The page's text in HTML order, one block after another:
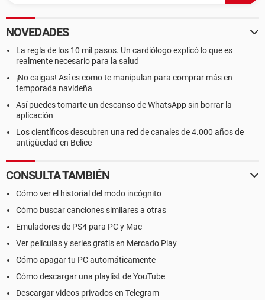
NOVEDADES
La regla de los 10 mil pasos. Un cardiólogo explicó lo que es
realmente necesario para la salud
¡No caigas! Así es como te manipulan para comprar más en
temporada navideña
Así puedes tomarte un descanso de WhatsApp sin borrar la
aplicación
Los científicos descubren una red de canales de 4.000 años de
antigüedad en Belice
CONSULTA TAMBIÉN
Cómo ver el historial del modo incógnito
Cómo buscar canciones similares a otras
Emuladores de PS4 para PC y Mac
Ver películas y series gratis en Mercado Play
Cómo apagar tu PC automáticamente
Cómo descargar una playlist de YouTube
Descargar videos privados en Telegram